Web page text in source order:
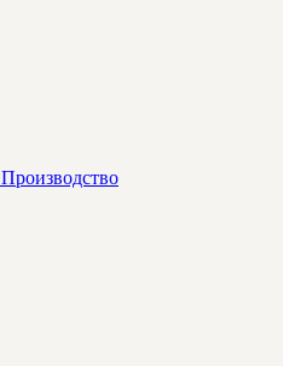
Производство